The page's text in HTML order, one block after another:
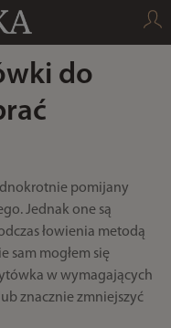
do
pomijany
Jednak one są
łowienia metodą
sam mogłem się
w wymagających
znacznie zmniejszyć